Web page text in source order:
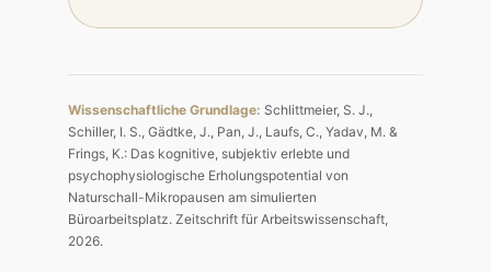
Wissenschaftliche Grundlage: Schlittmeier, S. J.,
Schiller, I. S., Gädtke, J., Pan, J., Laufs, C., Yadav, M. &
Frings, K.: Das kognitive, subjektiv erlebte und
psychophysiologische Erholungspotential von
Naturschall-Mikropausen am simulierten
Büroarbeitsplatz. Zeitschrift für Arbeitswissenschaft,
2026.